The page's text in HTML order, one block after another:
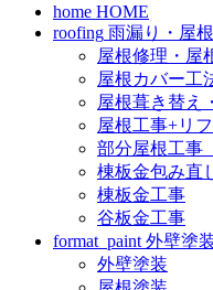
home HOME
roofing 雨漏り・屋
屋根修理・屋
屋根カバー工
屋根葺き替え
屋根工事+リ
部分屋根工事
棟板金包み直
棟板金工事
谷板金工事
format_paint 外壁塗
外壁塗装